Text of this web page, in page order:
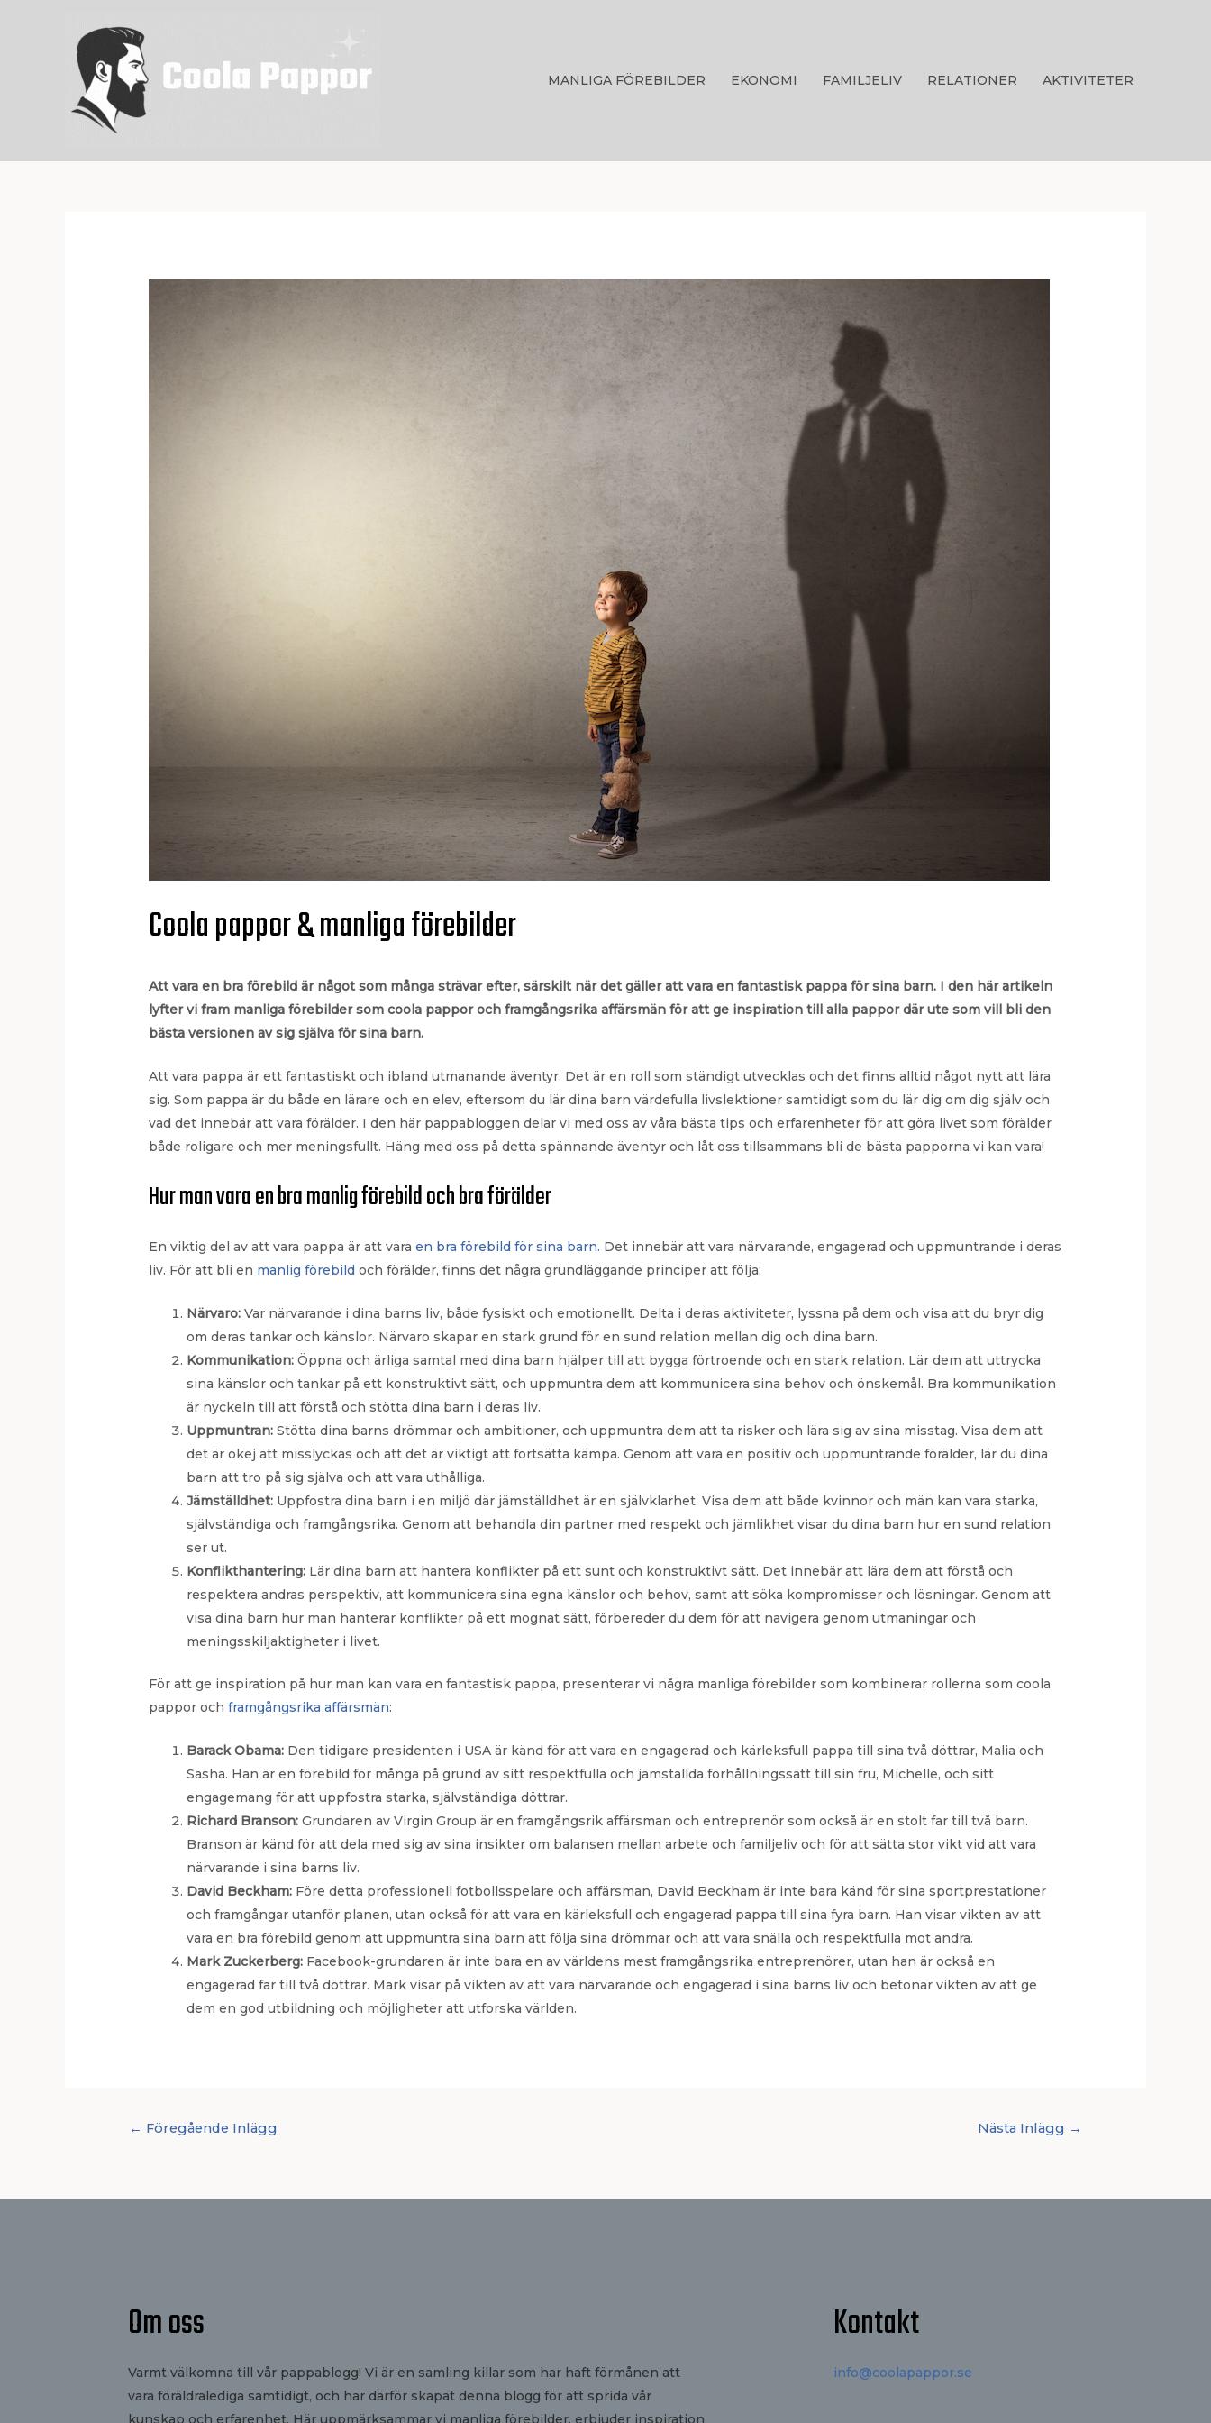
MANLIGA FÖREBILDER EKONOMI FAMILJELIV RELATIONER AKTIVITETER
Coola pappor & manliga förebilder
Att vara en bra förebild är något som många strävar efter, särskilt när det gäller att vara en fantastisk pappa för sina barn. I den här artikeln
lyfter vi fram manliga förebilder som coola pappor och framgångsrika affärsmän för att ge inspiration till alla pappor där ute som vill bli den
bästa versionen av sig själva för sina barn.
Att vara pappa är ett fantastiskt och ibland utmanande äventyr. Det är en roll som ständigt utvecklas och det finns alltid något nytt att lära
sig. Som pappa är du både en lärare och en elev, eftersom du lär dina barn värdefulla livslektioner samtidigt som du lär dig om dig själv och
vad det innebär att vara förälder. I den här pappabloggen delar vi med oss av våra bästa tips och erfarenheter för att göra livet som förälder
både roligare och mer meningsfullt. Häng med oss på detta spännande äventyr och låt oss tillsammans bli de bästa papporna vi kan vara!
Hur man vara en bra manlig förebild och bra förälder
En viktig del av att vara pappa är att varaen bra förebild för sina barn. Det innebär att vara närvarande, engagerad och uppmuntrande i deras
liv. För att bli en manlig förebild och förälder, finns det några grundläggande principer att följa:
Närvaro: Var närvarande i dina barns liv, både fysiskt och emotionellt. Delta i deras aktiviteter, lyssna på dem och visa att du bryr dig
om deras tankar och känslor. Närvaro skapar en stark grund för en sund relation mellan dig och dina barn.
Kommunikation: Öppna och ärliga samtal med dina barn hjälper till att bygga förtroende och en stark relation. Lär dem att uttrycka
sina känslor och tankar på ett konstruktivt sätt, och uppmuntra dem att kommunicera sina behov och önskemål. Bra kommunikation
är nyckeln till att förstå och stötta dina barn i deras liv.
Uppmuntran: Stötta dina barns drömmar och ambitioner, och uppmuntra dem att ta risker och lära sig av sina misstag. Visa dem att
det är okej att misslyckas och att det är viktigt att fortsätta kämpa. Genom att vara en positiv och uppmuntrande förälder, lär du dina
barn att tro på sig själva och att vara uthålliga.
Jämställdhet: Uppfostra dina barn i en miljö där jämställdhet är en självklarhet. Visa dem att både kvinnor och män kan vara starka,
självständiga och framgångsrika. Genom att behandla din partner med respekt och jämlikhet visar du dina barn hur en sund relation
ser ut.
Konflikthantering: Lär dina barn att hantera konflikter på ett sunt och konstruktivt sätt. Det innebär att lära dem att förstå och
respektera andras perspektiv, att kommunicera sina egna känslor och behov, samt att söka kompromisser och lösningar. Genom att
visa dina barn hur man hanterar konflikter på ett mognat sätt, förbereder du dem för att navigera genom utmaningar och
meningsskiljaktigheter i livet.
För att ge inspiration på hur man kan vara en fantastisk pappa, presenterar vi några manliga förebilder som kombinerar rollerna som coola
pappor och framgångsrika affärsmän:
Barack Obama: Den tidigare presidenten i USA är känd för att vara en engagerad och kärleksfull pappa till sina två döttrar, Malia och
Sasha. Han är en förebild för många på grund av sitt respektfulla och jämställda förhållningssätt till sin fru, Michelle, och sitt
engagemang för att uppfostra starka, självständiga döttrar.
Richard Branson: Grundaren av Virgin Group är en framgångsrik affärsman och entreprenör som också är en stolt far till två barn.
Branson är känd för att dela med sig av sina insikter om balansen mellan arbete och familjeliv och för att sätta stor vikt vid att vara
närvarande i sina barns liv.
David Beckham: Före detta professionell fotbollsspelare och affärsman, David Beckham är inte bara känd för sina sportprestationer
och framgångar utanför planen, utan också för att vara en kärleksfull och engagerad pappa till sina fyra barn. Han visar vikten av att
vara en bra förebild genom att uppmuntra sina barn att följa sina drömmar och att vara snälla och respektfulla mot andra.
Mark Zuckerberg: Facebook-grundaren är inte bara en av världens mest framgångsrika entreprenörer, utan han är också en
engagerad far till två döttrar. Mark visar på vikten av att vara närvarande och engagerad i sina barns liv och betonar vikten av att ge
dem en god utbildning och möjligheter att utforska världen.
← Föregående Inlägg Nästa Inlägg →
Om oss
Varmt välkomna till vår pappablogg! Vi är en samling killar som har haft förmånen att
vara föräldralediga samtidigt, och har därför skapat denna blogg för att sprida vår
kunskap och erfarenhet. Här uppmärksammar vi manliga förebilder, erbjuder inspiration
Kontakt
info@coolapappor.se